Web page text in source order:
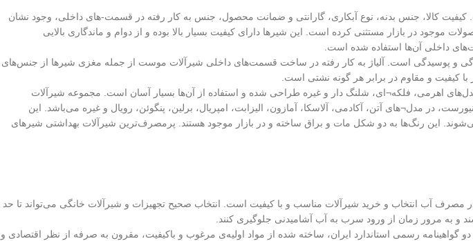
کالا، جنس بدنه، نوع آبکاری، گارانتی و ضمانت محصول، جنس به کار رفته در قسمت-های داخلی، وجود نشان
موجود در بازار مستثنی کرده است. این شیرها دارای کیفیت بسیار بالا بوده و از دوام و ماندگاری بالایی
داخلی آن‌ها استفاده شده است.
و پوسیدگی است. آلیاژ به کار رفته در ساخت قسمت‌های داخلی شیرآلات موست از جمله مغزی شیرها از جنس‌های
کیفیت و مقاوم در برابر هر گونه نشتی است.
اهرمی، فلکه¬ای، شلنگ دار و غیره طراحی شده و استفاده از آن‌ها بسیار آسان است. مجموعه شیرآلات
در مدل¬های آتن، آکادمی، آلاسکا، آمازون، الیزابت، امپریال، برلین، پنگوئن، رویال و غیره می‌باشد. این
این رنگ‌ها به دو شکل مات و براق ساخته و در بازار موجود هستند. پرمصرف‌ترین شیرآلات بهداشتی شیرهای
آب انتخاب و خرید شیرآلات مناسب و با کیفیت است. انتخاب صحیح تجهیزات و شیرآلات خانگی می‌تواند تا حد
و به مرور زمان از ورود سرب به آب آشامیدنی جلوگیری کنند.
ایران، دارای دو گواهینامه رسمی استاندارد ایران، ساخته شده از مواد اولیه‌ی مرغوب و باکیفیت، مقرون به صرفه از نظر اقتصادی و